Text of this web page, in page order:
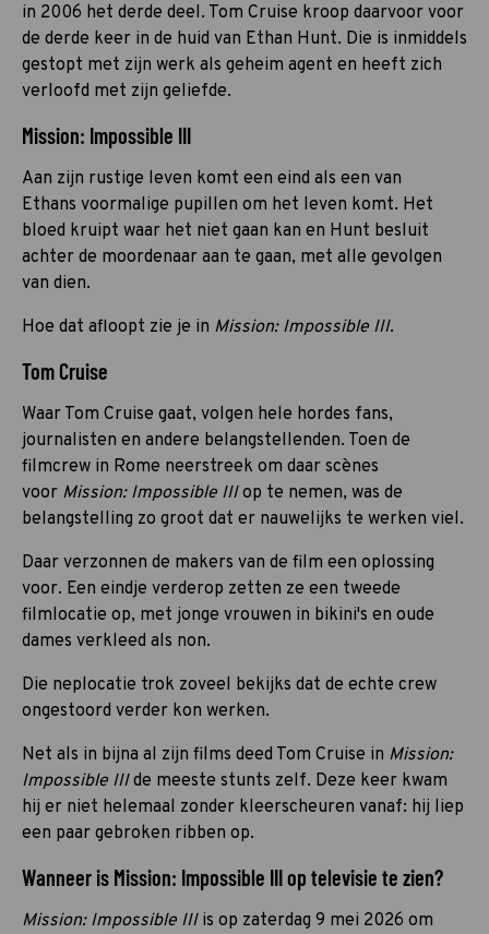
in 2006 het derde deel. Tom Cruise kroop daarvoor voor
de derde keer in de huid van Ethan Hunt. Die is inmiddels
gestopt met zijn werk als geheim agent en heeft zich
verloofd met zijn geliefde.
Mission: Impossible III
Aan zijn rustige leven komt een eind als een van
Ethans voormalige pupillen om het leven komt. Het
bloed kruipt waar het niet gaan kan en Hunt besluit
achter de moordenaar aan te gaan, met alle gevolgen
van dien.
Hoe dat afloopt zie je in Mission: Impossible III.
Tom Cruise
Waar Tom Cruise gaat, volgen hele hordes fans,
journalisten en andere belangstellenden. Toen de
filmcrew in Rome neerstreek om daar scènes
voor Mission: Impossible IIIop te nemen, was de
belangstelling zo groot dat er nauwelijks te werken viel.
Daar verzonnen de makers van de film een oplossing
voor. Een eindje verderop zetten ze een tweede
filmlocatie op, met jonge vrouwen in bikini's en oude
dames verkleed als non.
Die neplocatie trok zoveel bekijks dat de echte crew
ongestoord verder kon werken.
Net als in bijna al zijn films deed Tom Cruise in Mission:
Impossible IIIde meeste stunts zelf. Deze keer kwam
hij er niet helemaal zonder kleerscheuren vanaf: hij liep
een paar gebroken ribben op.
Wanneer is Mission: Impossible III op televisie te zien?
Mission: Impossible IIIis op zaterdag 9 mei 2026 om